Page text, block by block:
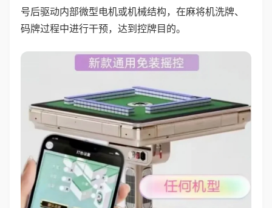
号后驱动内部微型电机或机械结构，在麻将机洗牌、
码牌过程中进行干预，达到控牌目的。